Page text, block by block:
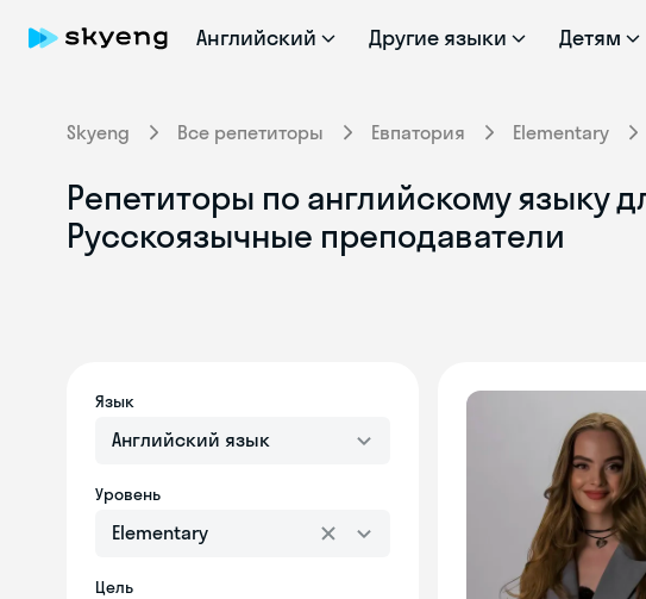
Английский Другие языки Детям
Skyeng Все репетиторы Евпатория Elementary
Репетиторы по английскому языку
Русскоязычные преподаватели
Язык
Английский язык
Уровень
Elementary
Цель